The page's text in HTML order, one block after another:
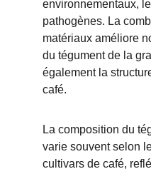
environnementaux,
pathogènes. La
matériaux améliore
du tégument de la
également la
café.
La composition du
varie souvent selon
cultivars de café,